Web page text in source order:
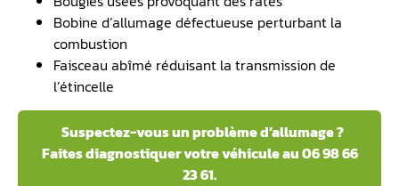
Bobine d’allumage défectueuse perturbant la
combustion
Faisceau abîmé réduisant la transmission de
l’étincelle
Suspectez-vous un problème d’allumage ?
Faites diagnostiquer votre véhicule au 06 98 66
23 61.